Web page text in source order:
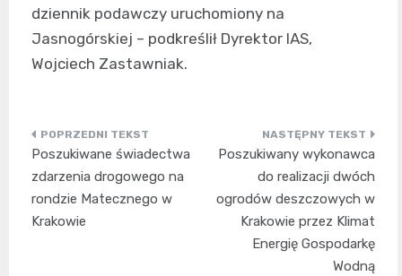
dziennik podawczy uruchomiony na
Jasnogórskiej – podkreślił Dyrektor IAS,
Wojciech Zastawniak.
Nawigacja
wpisu
Poszukiwane świadectwa
zdarzenia drogowego na
rondzie Matecznego w
Krakowie
Poszukiwany wykonawca
do realizacji dwóch
ogrodów deszczowych w
Krakowie przez Klimat
Energię Gospodarkę
Wodną